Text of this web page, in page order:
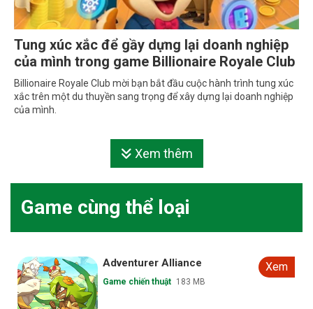
Tung xúc xắc để gầy dựng lại doanh nghiệp
của mình trong game Billionaire Royale Club
Billionaire Royale Club mời bạn bắt đầu cuộc hành trình tung xúc
xắc trên một du thuyền sang trọng để xây dựng lại doanh nghiệp
của mình.
Xem thêm
Game cùng thể loại
Adventurer Alliance
Game chiến thuật 183 MB
Xem